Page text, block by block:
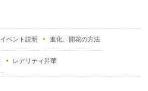
イベント説明 進化、開花の方法
レアリティ昇華